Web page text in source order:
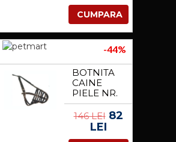
CUMPARA
-44%
BOTNITA
CAINE
PIELE NR.
5 -
SPANIEL
146 LEI82
LEI